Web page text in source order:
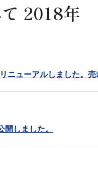
2018年
ニューアルしました。売
開しました。